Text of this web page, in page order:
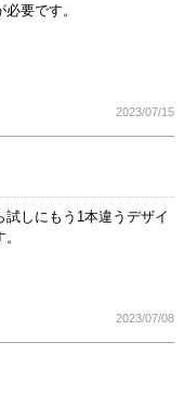
要です。
2023/07/15
しにもう1本違うデザイ
2023/07/08